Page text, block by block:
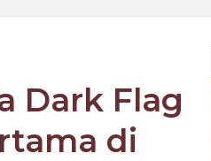
Dark Flag
di